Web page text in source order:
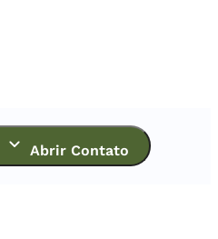
Abrir Contato